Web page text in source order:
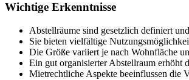
Wichtige Erkenntnisse
Abstellräume sind gesetzlich definiert
Sie bieten vielfältige
Die Größe variiert je nach Wohnfläche
Ein gut organisierter Abstellraum erhöht
Mietrechtliche Aspekte beeinflussen die